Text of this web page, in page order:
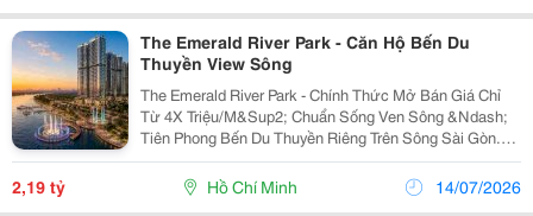
The Emerald River Park - Căn Hộ Bến Du
Thuyền View Sông
The Emerald River Park - Chính Thức Mở Bán Giá Chỉ
Từ 4X Triệu/M&Sup2; Chuẩn Sống Ven Sông &Ndash;
Tiên Phong Bến Du Thuyền Riêng Trên Sông Sài Gòn.
Lựa Chọn Lý Tưởng Cho: ✅ Gia Đình Tìm Kiếm Không
Gian Sống Xanh, Đẳng Cấp. ✅ Nhà Đầu Tư Đón...
2,19 tỷ Hồ Chí Minh 14/07/2026